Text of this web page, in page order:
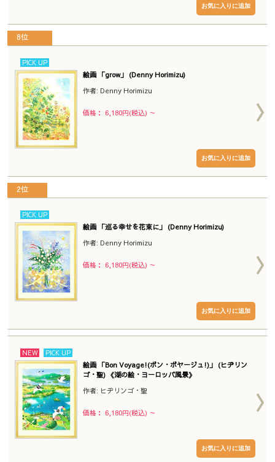
8位
PICK UP
絵画 「grow」 (Denny Horimizu)
作者: Denny Horimizu
価格： 6,180円(税込) ～
2位
PICK UP
絵画 「巡る幸せを花束に」 (Denny Horimizu)
作者: Denny Horimizu
価格： 6,180円(税込) ～
NEW PICK UP
絵画 「Bon Voyage!(ボン・ボヤージュ!)」 (ヒヂリン
ゴ・聖) 《湖の絵・ヨーロッパ風景》
作者: ヒヂリンゴ・聖
価格： 6,180円(税込) ～